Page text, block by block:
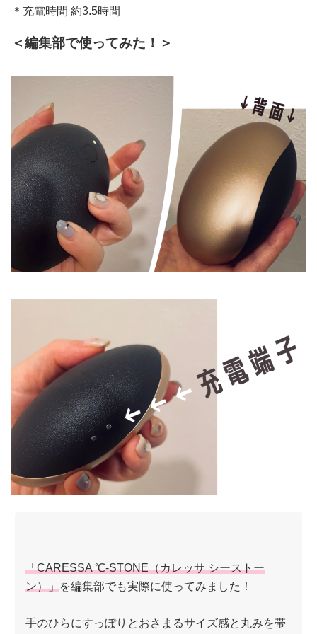
＊充電時間 約3.5時間
＜編集部で使ってみた！＞
「CARESSA ℃-STONE（カレッサ シーストー
ン）」を編集部でも実際に使ってみました！
手のひらにすっぽりとおさまるサイズ感と丸みを帯